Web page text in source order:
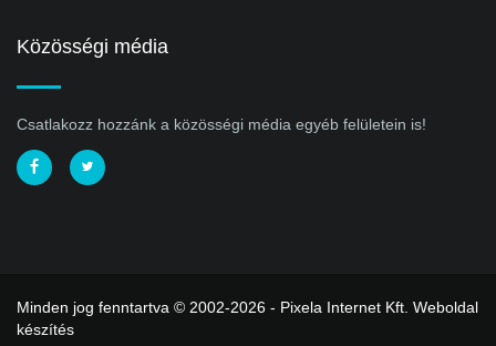
Közösségi média
Csatlakozz hozzánk a közösségi média egyéb felületein is!
Minden jog fenntartva © 2002-2026 - Pixela Internet Kft. Weboldal
készítés